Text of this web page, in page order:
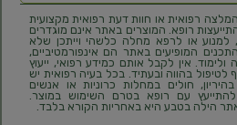
רפואית או חוות דעת רפואית מקצועית
רופא. המוצרים באתר אינם מוגדרים
למנוע או לרפא מחלה כלשהי וייתכן שלא
המופיעים באתר הם אינפורמטיביים,
ולימוד. אין לקבל אותם כמידע רפואי, ייעוץ
לטיפול בהווה ובעתיד. בכל בעיה רפואית יש
חולים במחלות כרוניות או אנשים
עם רופא בטרם השימוש במוצר.
הילה בטבע היא באחריות הקורא בלבד.